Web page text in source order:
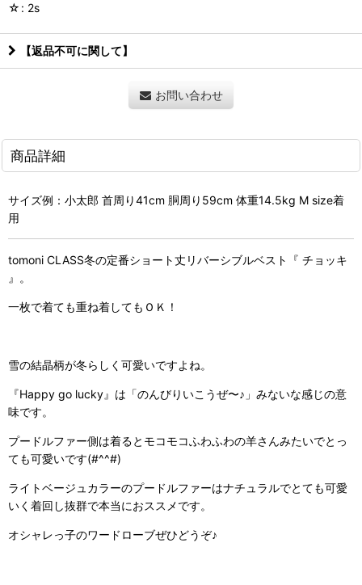
☆ : 2s
【返品不可に関して】
お問い合わせ
商品詳細
サイズ例：小太郎 首周り41cm 胴周り59cm 体重14.5kg M size着
用
tomoni CLASS冬の定番ショート丈リバーシブルベスト『 チョッキ
』。
一枚で着ても重ね着してもＯＫ！
雪の結晶柄が冬らしく可愛いですよね。
『Happy go lucky』は「のんびりいこうぜ〜♪」みないな感じの意
味です。
プードルファー側は着るとモコモコふわふわの羊さんみたいでとっ
ても可愛いです(#^^#)
ライトベージュカラーのプードルファーはナチュラルでとても可愛
いく着回し抜群で本当におススメです。
オシャレっ子のワードローブぜひどうぞ♪